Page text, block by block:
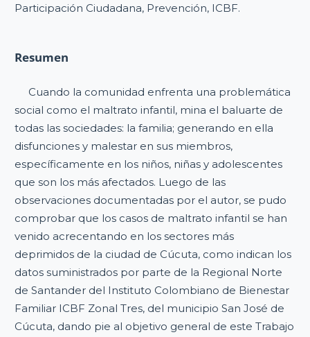
Participación Ciudadana, Prevención, ICBF.
Resumen
Cuando la comunidad enfrenta una problemática
social como el maltrato infantil, mina el baluarte de
todas las sociedades: la familia; generando en ella
disfunciones y malestar en sus miembros,
específicamente en los niños, niñas y adolescentes
que son los más afectados. Luego de las
observaciones documentadas por el autor, se pudo
comprobar que los casos de maltrato infantil se han
venido acrecentando en los sectores más
deprimidos de la ciudad de Cúcuta, como indican los
datos suministrados por parte de la Regional Norte
de Santander del Instituto Colombiano de Bienestar
Familiar ICBF Zonal Tres, del municipio San José de
Cúcuta, dando pie al objetivo general de este Trabajo